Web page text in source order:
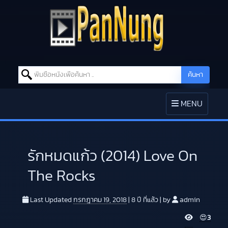
Search for: ค้นหา
TOGGLE
NAVIGATION
MENU
รักหมดแก้ว (2014) Love On
The Rocks
Last Updated กรกฎาคม 19, 2018 8 ปี ที่แล้ว by admin
V 😍3